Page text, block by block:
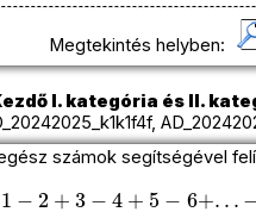
Megtekintés helyben:
I. kategória és II.
számok segítségével
1 + −4 5− + −98